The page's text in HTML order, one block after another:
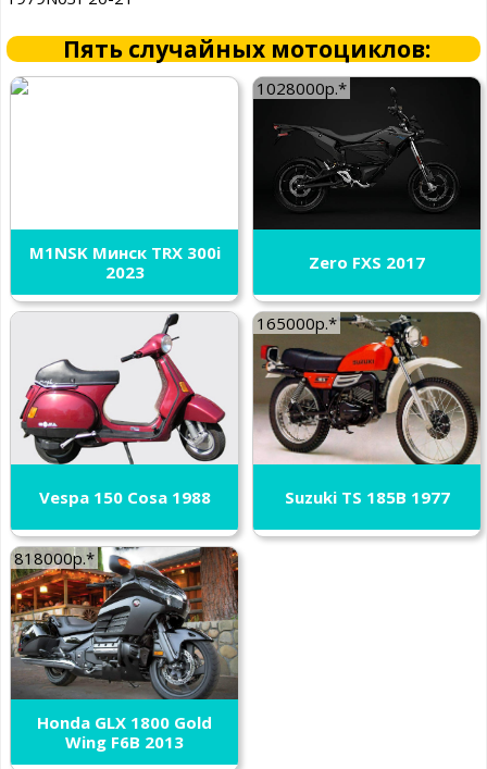
Пять случайных мотоциклов:
M1NSK Минск TRX 300i
2023
1028000р.*
Zero FXS 2017
Vespa 150 Cosa 1988
165000р.*
Suzuki TS 185B 1977
818000р.*
Honda GLX 1800 Gold
Wing F6B 2013